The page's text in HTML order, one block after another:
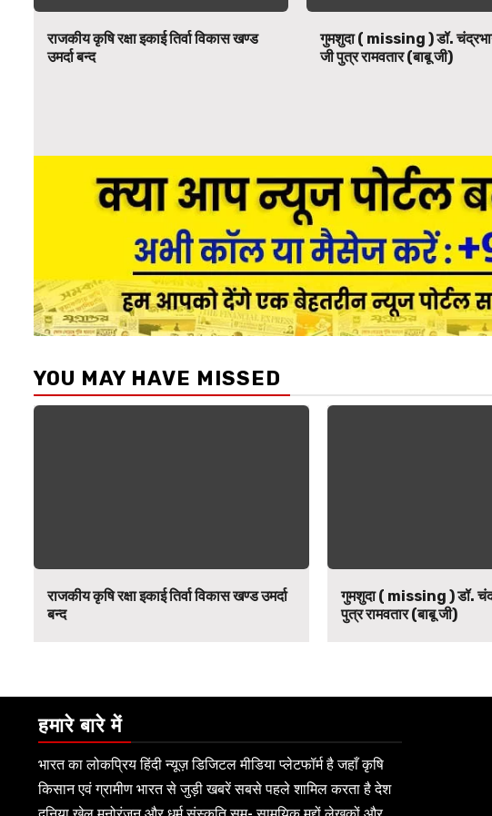
राजकीय कृषि रक्षा इकाई तिर्वा विकास खण्ड
उमर्दा बन्द
गुमशुदा ( missing ) डॉ.
जी पुत्र रामवतार (बाबू जी)
YOU MAY HAVE MISSED
राजकीय कृषि रक्षा इकाई तिर्वा विकास खण्ड उमर्दा
बन्द
गुमशुदा ( missing ) डॉ.
पुत्र रामवतार (बाबू जी)
हमारे बारे में
भारत का लोकप्रिय हिंदी न्यूज़ डिजिटल मीडिया प्लेटफॉर्म है जहाँ कृषि
किसान एवं ग्रामीण भारत से जुड़ी खबरें सबसे पहले शामिल करता है देश